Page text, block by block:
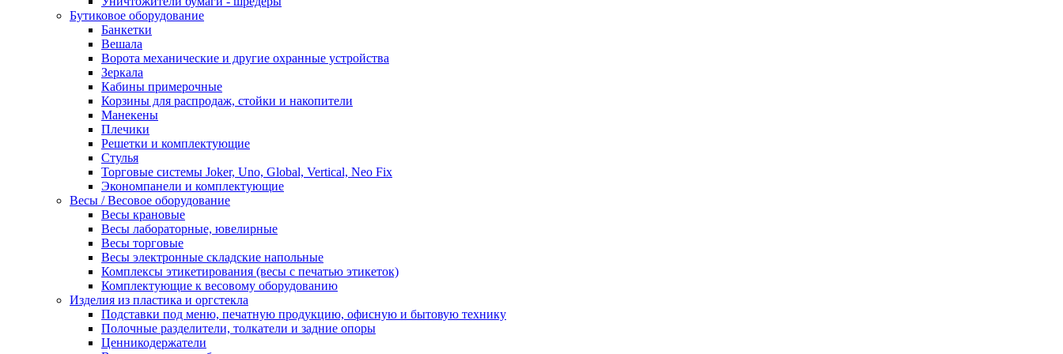
Бутиковое оборудование
Банкетки
Вешала
Ворота механические и другие охранные устройства
Зеркала
Кабины примерочные
Корзины для распродаж, стойки и накопители
Манекены
Плечики
Решетки и комплектующие
Стулья
Торговые системы Joker, Uno, Global, Vertical, Neo Fix
Экономпанели и комплектующие
Весы / Весовое оборудование
Весы крановые
Весы лабораторные, ювелирные
Весы торговые
Весы электронные складские напольные
Комплексы этикетирования (весы с печатью этикеток)
Комплектующие к весовому оборудованию
Изделия из пластика и оргстекла
Подставки под меню, печатную продукцию, офисную и бытовую технику
Полочные разделители, толкатели и задние опоры
Ценникодержатели